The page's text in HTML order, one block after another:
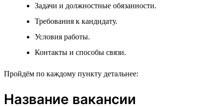
Задачи и должностные обязанности.
Требования к кандидату.
Условия работы.
Контакты и способы связи.
Пройдём по каждому пункту детальнее:
Название вакансии